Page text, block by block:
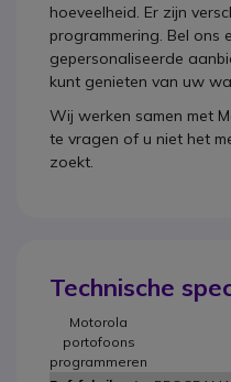
hoeveelheid. Er zijn
programmering. Bel ons
gepersonaliseerde
kunt genieten van uw
Wij werken samen met
te vragen of u niet het
zoekt.
Technische
Motorola
portofoons
programmeren